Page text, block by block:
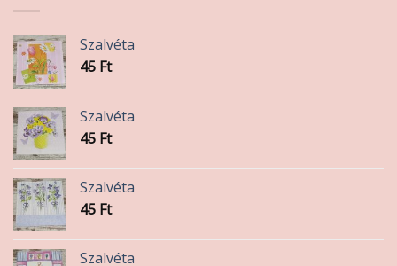
Szalvéta
45 Ft
Szalvéta
45 Ft
Szalvéta
45 Ft
Szalvéta